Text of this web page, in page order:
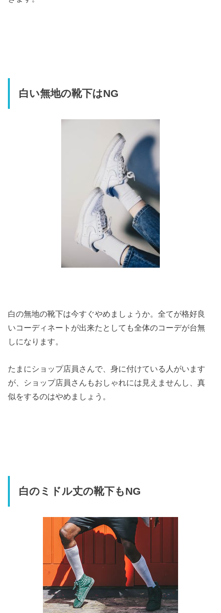
白い無地の靴下はNG
白の無地の靴下は今すぐやめましょうか。全てが格好良
いコーディネートが出来たとしても全体のコーデが台無
しになります。
たまにショップ店員さんで、身に付けている人がいます
が、ショップ店員さんもおしゃれには見えませんし、真
似をするのはやめましょう。
白のミドル丈の靴下もNG